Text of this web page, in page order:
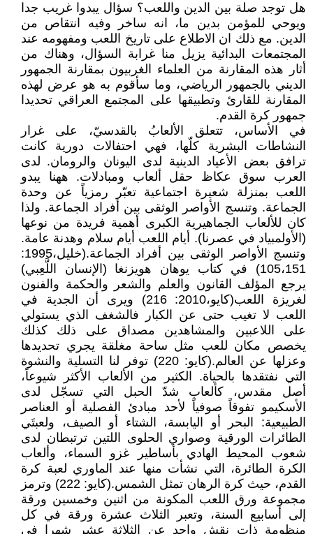
هل توجد صلة بين الدين واللعب؟ سؤال يبدوا غريب جدا
ويوحي للمؤمن بدين ما، انه ساخر وفيه انتقاص من
الدين. مع ذلك ان الاطلاع على تاريخ اللعب ومفهومه عند
المجتمعات البدائية يزيل منا غرابة السؤال، وهناك من
أثار هذه المقارنة من العلماء الغربيون بمقارنة الجمهور
الديني بالجمهور الرياضي، وما سأقوم به هو عرض لهذه
المقارنة للقارئ وتطبيقها على المجتمع العراقي تحديدا
جمهور كرة القدم.
في الأساس، تتعلق الألعابُ بالقدسيّ، على غرار
النشاطات البشرية كلّها، فهي احتفالات دورية كانت
ترافق بعض الأعياد الدينية لدى اليونان والرومان. لدى
العرب سوق عكاظ حقل ألعاب ومبادلات. ههنا يبدو
اللعب بمنزلة شعيرة اجتماعية تعبّر رمزياً عن وحدة
الجماعة. وتنسج الأواصر الوثقى بين أفراد الجماعة. ولذا
كان للألعاب الجماهيرية الكبرى أهمية فريدة من نوعها
(الأولمبياد في عصرنا). أيام اللعب أيام سلام وهدنة عامة.
وتنسج الأواصر الوثقى بين أفراد الجماعة.(خليل،1995:
105،151) في كتاب يوهان هويزنغا (الإنسان اللَّعِبي)
يرجع المؤلف القانون والعلم والشعر والحكمة والفنون
لغريزة اللعب(كايو،2010: 216) ويرى أن الجدية في
اللعب لا تغيب حتى عن الكبار فالشغف الذي يستولي
على اللاعبين والمشاهدين مصداق على ذلك كذلك
يخصص مكان للعب مثل ساحة مغلقة يجري تحديدها
وعزلها عن العالم.(كايو: 220) توفر لنا التسلية والنشوة
التي نفتقدها بالحياة. الكثير من الألعاب الأكثر شيوعاً،
أصل مقدس، كألعاب شدّ الحبل التي تسجّل لدى
الأسكيمو تفوقاً صوفياً لأحد مبادئ الفصلية أو العناصر
الطبيعية: البحر أو اليابسة، الشتاء أو الصيف، ولعبتَي
الطائرات الورقية وصواري الحلوى اللتين ترتبطان لدى
شعوب المحيط الهادي بأساطير غزو السماء، وألعاب
الكرة الطائرة، التي نشأت منها عند الماوري لعبة كرة
القدم، حيث كرة الرهان تمثل الشمس.(كايو: 222) وترمز
مجموعة ورق اللعب المكونة من اثنين وخمسين ورقة
إلى أسابيع السنة، وتعبر الثلاث عشرة ورقة في كل
منظومة ذات نقش واحد عن الثلاثة عشر شهرا في